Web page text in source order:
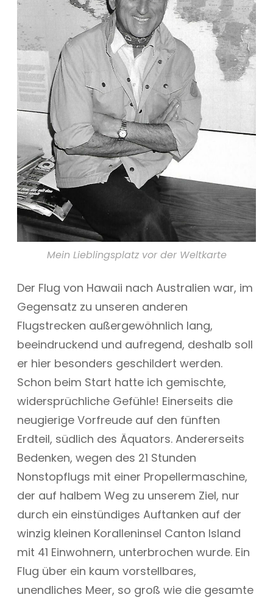
Mein Lieblingsplatz vor der Weltkarte
Der Flug von Hawaii nach Australien war, im
Gegensatz zu unseren anderen
Flugstrecken außergewöhnlich lang,
beeindruckend und aufregend, deshalb soll
er hier besonders geschildert werden.
Schon beim Start hatte ich gemischte,
widersprüchliche Gefühle! Einerseits die
neugierige Vorfreude auf den fünften
Erdteil, südlich des Äquators. Andererseits
Bedenken, wegen des 21 Stunden
Nonstopflugs mit einer Propellermaschine,
der auf halbem Weg zu unserem Ziel, nur
durch ein einstündiges Auftanken auf der
winzig kleinen Koralleninsel Canton Island
mit 41 Einwohnern, unterbrochen wurde. Ein
Flug über ein kaum vorstellbares,
unendliches Meer, so groß wie die gesamte